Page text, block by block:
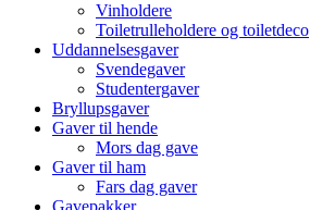
Vinholdere
Toiletrulleholdere og toiletdeco
Uddannelsesgaver
Svendegaver
Studentergaver
Bryllupsgaver
Gaver til hende
Mors dag gave
Gaver til ham
Fars dag gaver
Gavepakker